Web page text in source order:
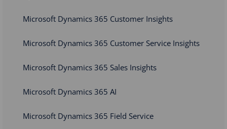
Microsoft Dynamics 365 Customer Insights
Microsoft Dynamics 365 Customer Service Insights
Microsoft Dynamics 365 Sales Insights
Microsoft Dynamics 365 AI
Microsoft Dynamics 365 Field Service